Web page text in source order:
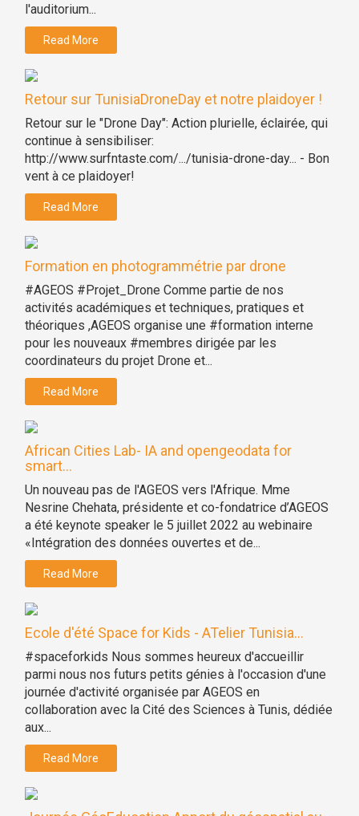
l'auditorium...
Read More
Retour sur TunisiaDroneDay et notre plaidoyer !
Retour sur le "Drone Day": Action plurielle, éclairée, qui
continue à sensibiliser:
http://www.surfntaste.com/.../tunisia-drone-day... - Bon
vent à ce plaidoyer!
Read More
Formation en photogrammétrie par drone
#AGEOS #Projet_Drone Comme partie de nos
activités académiques et techniques, pratiques et
théoriques ,AGEOS organise une #formation interne
pour les nouveaux #membres dirigée par les
coordinateurs du projet Drone et...
Read More
African Cities Lab- IA and opengeodata for
smart...
Un nouveau pas de l'AGEOS vers l'Afrique. Mme
Nesrine Chehata, présidente et co-fondatrice d’AGEOS
a été keynote speaker le 5 juillet 2022 au webinaire
«Intégration des données ouvertes et de...
Read More
Ecole d'été Space for Kids - ATelier Tunisia...
#spaceforkids Nous sommes heureux d'accueillir
parmi nous nos futurs petits génies à l'occasion d'une
journée d'activité organisée par AGEOS en
collaboration avec la Cité des Sciences à Tunis, dédiée
aux...
Read More